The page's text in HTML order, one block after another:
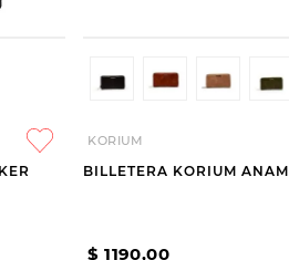
KORIUM
BILLETERA KORIUM ANAM
$ 1190,00